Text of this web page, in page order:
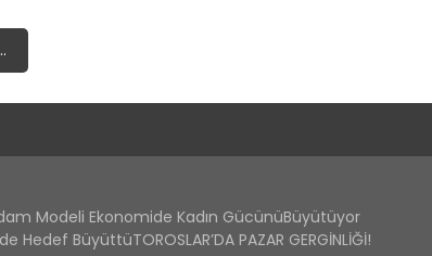
Modeli Ekonomide Kadın GücünüBüyütüyor
Hedef BüyüttüTOROSLAR’DA PAZAR GERGİNLİĞİ!